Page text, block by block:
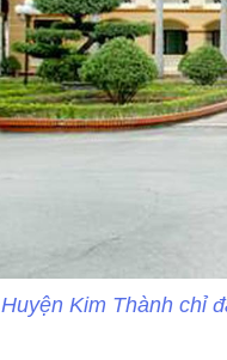
Huyện Kim Thành chỉ